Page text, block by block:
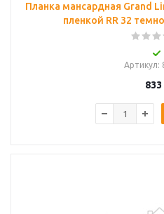
Планка мансардная Grand
пленкой RR 32
Артикул:
833